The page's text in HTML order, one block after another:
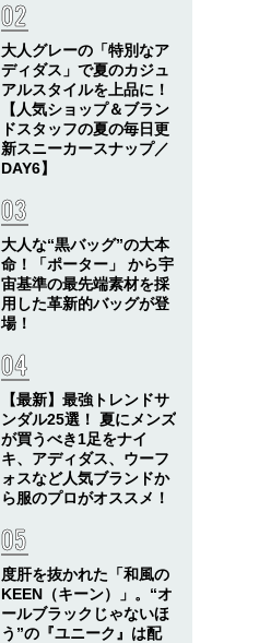
大人グレーの「特別なア
ディダス」で夏のカジュ
アルスタイルを上品に！
【人気ショップ＆ブラン
ドスタッフの夏の毎日更
新スニーカースナップ／
DAY6】
大人な“黒バッグ”の大本
命！「ポーター」 から宇
宙基準の最先端素材を採
用した革新的バッグが登
場！
【最新】最強トレンドサ
ンダル25選！ 夏にメンズ
が買うべき1足をナイ
キ、アディダス、ウーフ
ォスなど人気ブランドか
ら服のプロがオススメ！
度肝を抜かれた「和風の
KEEN（キーン）」。“オ
ールブラックじゃないほ
う”の『ユニーク』は配